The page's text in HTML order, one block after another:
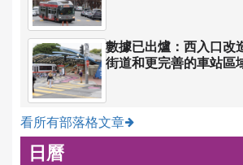
數據已出爐：西入口改
街道和更完善的車站區
看所有部落格文章
日曆